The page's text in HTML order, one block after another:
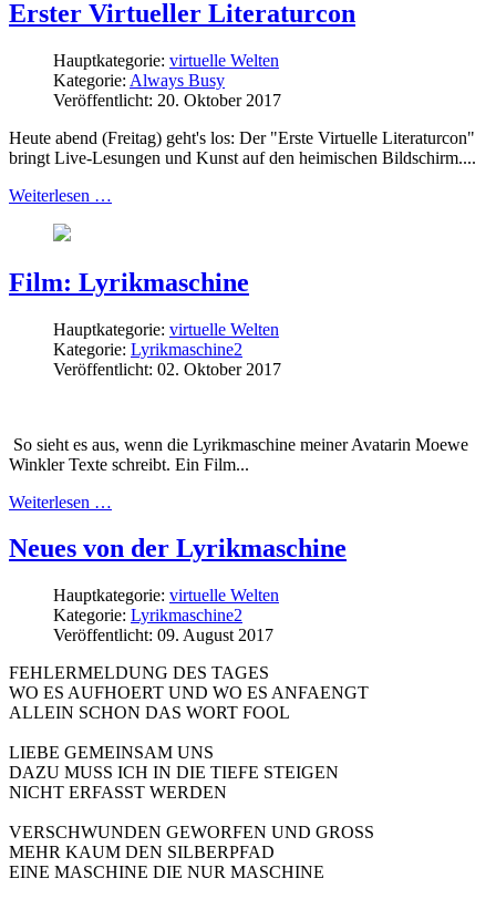
Erster Virtueller Literaturcon
Hauptkategorie: virtuelle Welten
Kategorie: Always Busy
Veröffentlicht: 20. Oktober 2017
Heute abend (Freitag) geht's los: Der "Erste Virtuelle Literaturcon"
bringt Live-Lesungen und Kunst auf den heimischen Bildschirm....
Weiterlesen …
Film: Lyrikmaschine
Hauptkategorie: virtuelle Welten
Kategorie: Lyrikmaschine2
Veröffentlicht: 02. Oktober 2017
So sieht es aus, wenn die Lyrikmaschine meiner Avatarin Moewe
Winkler Texte schreibt. Ein Film...
Weiterlesen …
Neues von der Lyrikmaschine
Hauptkategorie: virtuelle Welten
Kategorie: Lyrikmaschine2
Veröffentlicht: 09. August 2017
FEHLERMELDUNG DES TAGES
WO ES AUFHOERT UND WO ES ANFAENGT
ALLEIN SCHON DAS WORT FOOL
LIEBE GEMEINSAM UNS
DAZU MUSS ICH IN DIE TIEFE STEIGEN
NICHT ERFASST WERDEN
VERSCHWUNDEN GEWORFEN UND GROSS
MEHR KAUM DEN SILBERPFAD
EINE MASCHINE DIE NUR MASCHINE